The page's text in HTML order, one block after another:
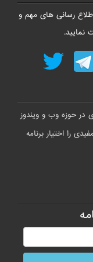
خواهد شد - بخش 56 -
خواهد شد - بخش 57 -
خواهد شد - بخش 58 -
خواهد شد - بخش 59 -
خواهد شد - بخش 60 -
خواهد شد - بخش 61 -
خواهد شد - بخش 62 -
خواهد شد - بخش 63 -
خواهد شد - بخش 65 -
رسانی های مهم و
نمایید.
در حوزه وب و ویندوز
را اختیار برنامه